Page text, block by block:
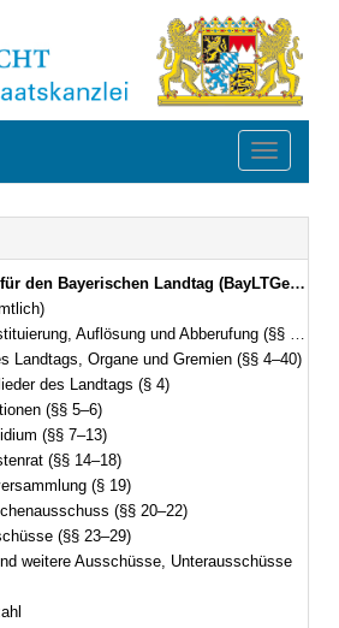
Toggle
in der Fassung der Bekanntmachung vom 14. August 2009 (GVBl. S. 420) BayRS 1100-3-I (§§ 1–195)
Auflösung und Abberufung (§§ 1–3)
Landtags, Organe und Gremien (§§ 4–40)
des Landtags (§ 4)
(§§ 5–6)
(§§ 7–13)
(§§ 14–18)
(§ 19)
(§§ 20–22)
(§§ 23–29)
weitere Ausschüsse, Unterausschüsse